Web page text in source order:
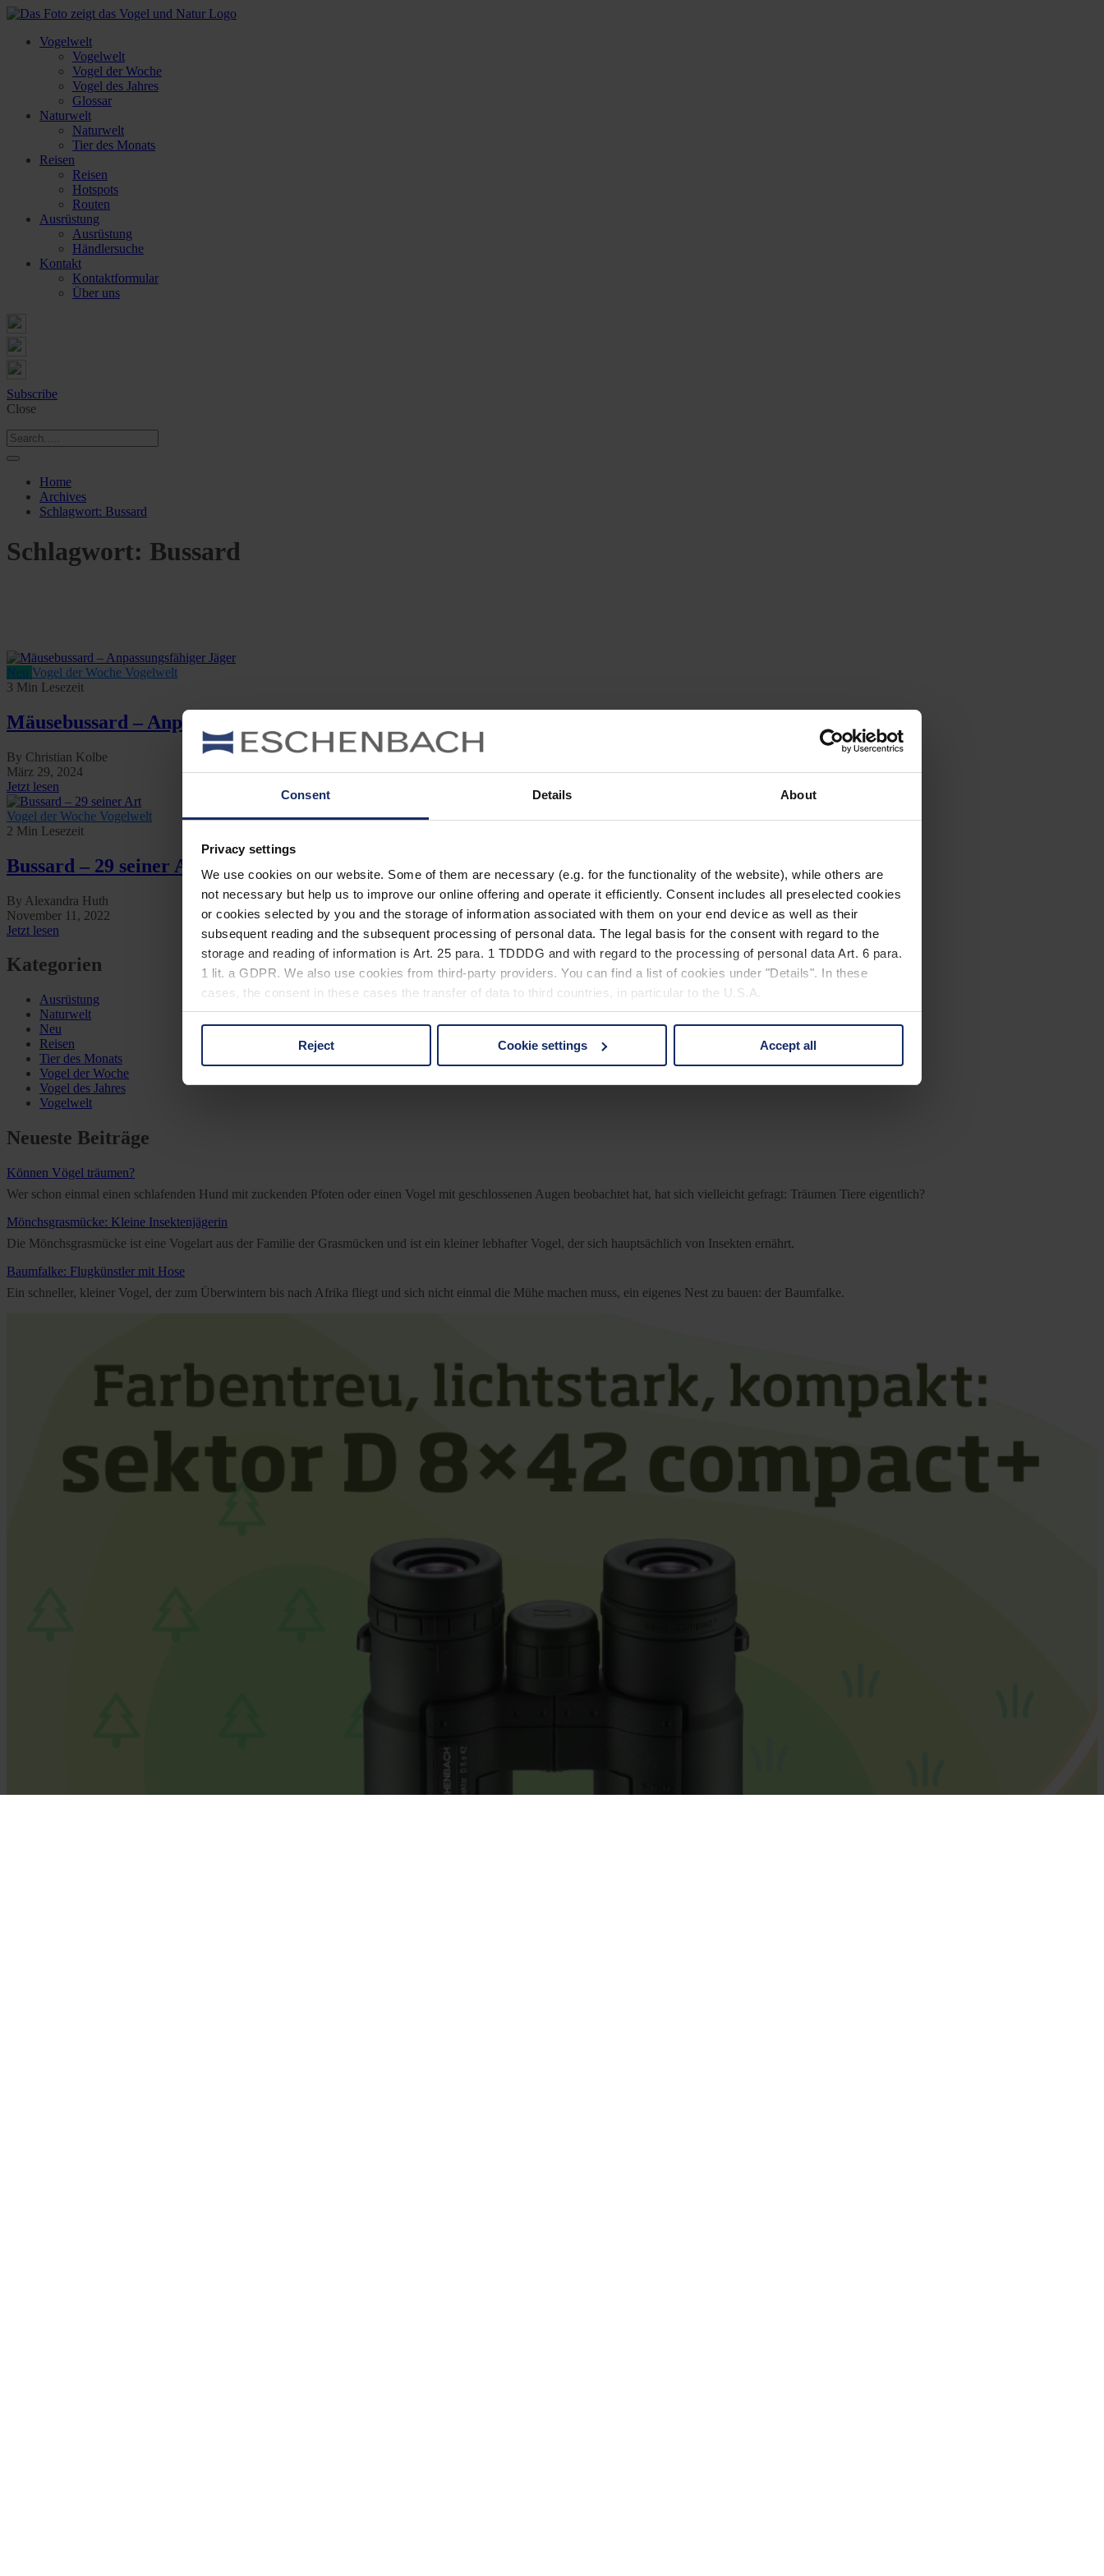
Consent Details About
Privacy settings
We use cookies on our website. Some of them are necessary (e.g. for the functionality of the website), while others are
not necessary but help us to improve our online offering and operate it efficiently. Consent includes all preselected cookies
or cookies selected by you and the storage of information associated with them on your end device as well as their
subsequent reading and the subsequent processing of personal data. The legal basis for the consent with regard to the
storage and reading of information is Art. 25 para. 1 TDDDG and with regard to the processing of personal data Art. 6 para.
1 lit. a GDPR. We also use cookies from third-party providers. You can find a list of cookies under "Details". In these
cases, the consent in these cases the transfer of data to third countries, in particular to the U.S.A.
You can consent to the use of non-essential cookies by clicking on the "Accept all" button or change your mind by clicking
Reject Cookie settings Accept all
Vogelwelt
Vogelwelt
Vogel der Woche
Vogel des Jahres
Glossar
Naturwelt
Naturwelt
Tier des Monats
Reisen
Reisen
Hotspots
Routen
Ausrüstung
Ausrüstung
Händlersuche
Kontakt
Kontaktformular
Über uns
Subscribe
Close
Home
Archives
Schlagwort: Bussard
Schlagwort: Bussard
Vogel der Woche Vogelwelt
3 Min Lesezeit
Mäusebussard – Anpassungsfähiger Jäger
By Christian Kolbe
März 29, 2024
Jetzt lesen
Vogel der Woche Vogelwelt
2 Min Lesezeit
Bussard – 29 seiner Art
By Alexandra Huth
November 11, 2022
Jetzt lesen
Kategorien
Ausrüstung
Naturwelt
Neu
Reisen
Tier des Monats
Vogel der Woche
Vogel des Jahres
Vogelwelt
Neueste Beiträge
Können Vögel träumen?
Wer schon einmal einen schlafenden Hund mit zuckenden Pfoten oder einen Vogel mit geschlossenen Augen beobachtet hat, hat sich vielleicht gefragt: Träumen Tiere eigentlich?
Mönchsgrasmücke: Kleine Insektenjägerin
Die Mönchsgrasmücke ist eine Vogelart aus der Familie der Grasmücken und ist ein kleiner lebhafter Vogel, der sich hauptsächlich von Insekten ernährt.
Baumfalke: Flugkünstler mit Hose
Ein schneller, kleiner Vogel, der zum Überwintern bis nach Afrika fliegt und sich nicht einmal die Mühe machen muss, ein eigenes Nest zu bauen: der Baumfalke.